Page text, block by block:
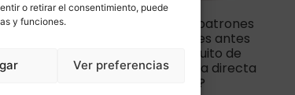
o retirar el consentimiento, puede
y funciones.
Ver preferencias
¿Te gustaría recibir patrones
exclusivos, novedades antes
que nadie y un poquito de
inspiración ganchillera directa
en tu correo?